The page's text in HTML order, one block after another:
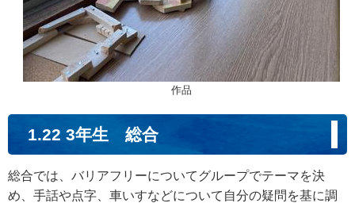
作品
1.22 3年生 総合
総合では、バリアフリーについてグループでテーマを決
め、手話や点字、車いすなどについて自分の疑問を基に調